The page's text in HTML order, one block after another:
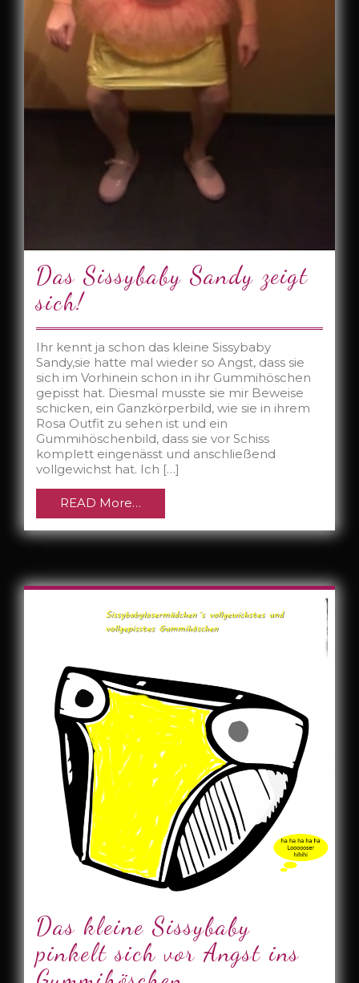
Das Sissybaby Sandy zeigt
sich!
Ihr kennt ja schon das kleine Sissybaby
Sandy,sie hatte mal wieder so Angst, dass sie
sich im Vorhinein schon in ihr Gummihöschen
gepisst hat. Diesmal musste sie mir Beweise
schicken, ein Ganzkörperbild, wie sie in ihrem
Rosa Outfit zu sehen ist und ein
Gummihöschenbild, dass sie vor Schiss
komplett eingenässt und anschließend
vollgewichst hat. Ich […]
READ More…
Das kleine Sissybaby
pinkelt sich vor Angst ins